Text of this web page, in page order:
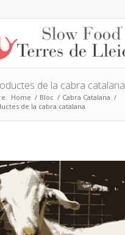
de la cabra catalana
Home / Bloc / Cabra Catalana /
de la cabra catalana